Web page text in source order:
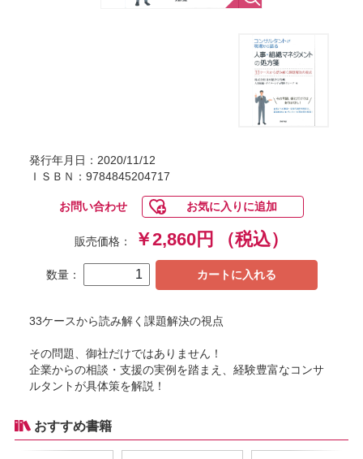
発行年月日：2020/11/12
ＩＳＢＮ：9784845204717
お問い合わせ お気に入りに追加
販売価格： ￥2,860円 （税込）
数量： カートに入れる
33ケースから読み解く課題解決の視点
その問題、御社だけではありません！
企業からの相談・支援の実例を踏まえ、経験豊富なコンサ
ルタントが具体策を解説！
おすすめ書籍